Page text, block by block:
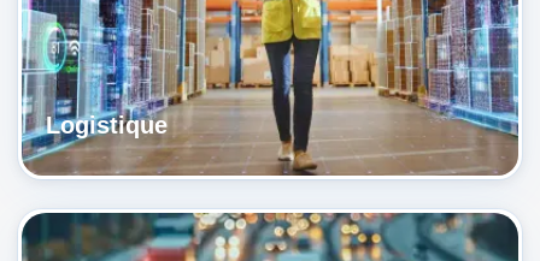
Logistique